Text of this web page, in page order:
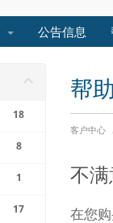
公告信息
帮
客户中心
18
8
1
17
不
在您